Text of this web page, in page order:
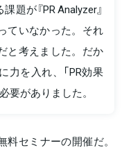
題が『PR Analyzer』
ていなかった。それ
と考えました。だか
力を入れ、「PR効果
要がありました。
セミナーの開催だ。